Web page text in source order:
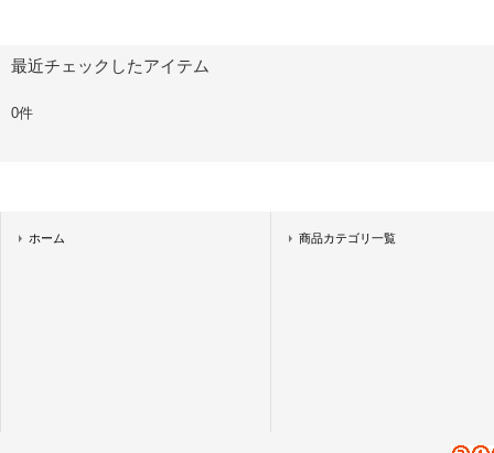
最近チェックしたアイテム
0件
ホーム 商品カテゴリ一覧